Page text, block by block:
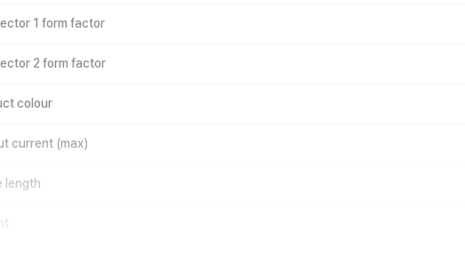
1 form factor
2 form factor
colour
current (max)
length